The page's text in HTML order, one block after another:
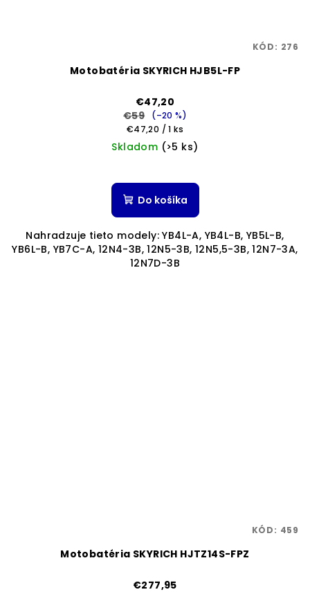
Motobatéria SKYRICH HJB5L-FP
€47,20
€59
(–20 %)
Jednotková
cena:
€47,20 / 1 ks
Skladom (>5 ks)
hodnotenie
produktu
z
5
hviezdičiek.
Do košíka
Nahradzuje tieto modely: YB4L-A, YB4L-B, YB5L-B,
YB6L-B, YB7C-A, 12N4-3B, 12N5-3B, 12N5,5-3B, 12N7-3A,
12N7D-3B
KÓD: 276
Motobatéria SKYRICH HJTZ14S-FPZ
€277,95
KÓD: 459